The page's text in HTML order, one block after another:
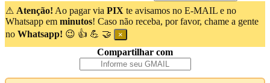
⚠ Atenção! Ao pagar via PIX te avisamos no E-MAIL e no
Whatsapp em minutos! Caso não receba, por favor, chame a gente
no Whatsapp! 😉 👍 💪 🤝 ×
Compartilhar com